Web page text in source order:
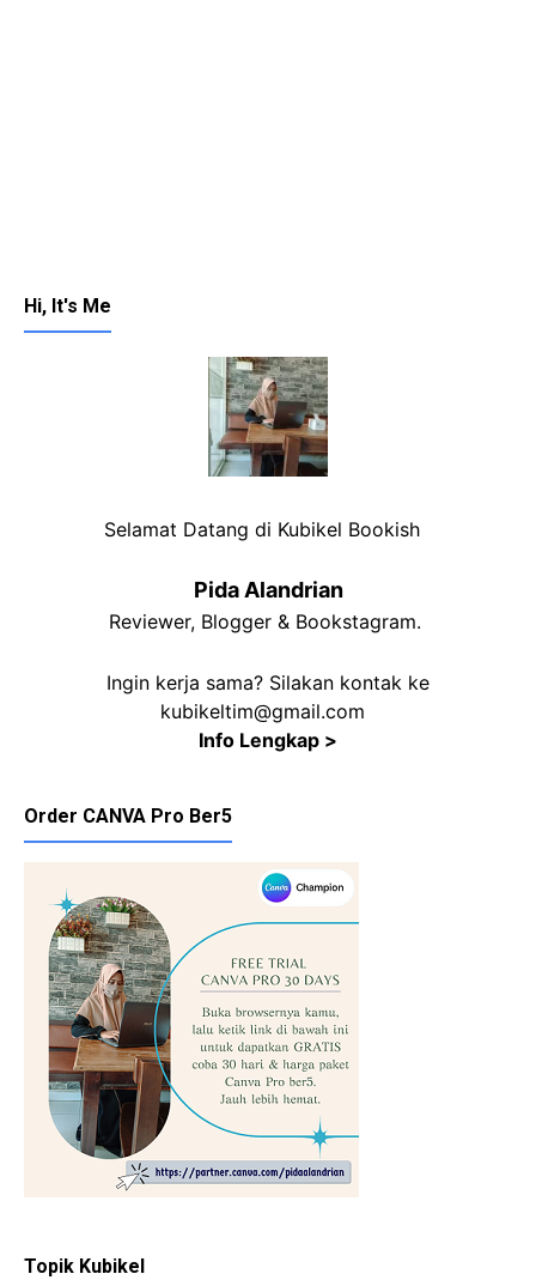
Hi, It's Me
Selamat Datang di Kubikel Bookish
Pida Alandrian
Reviewer, Blogger & Bookstagram.
Ingin kerja sama? Silakan kontak ke
kubikeltim@gmail.com
Info Lengkap >
Order CANVA Pro Ber5
Topik Kubikel